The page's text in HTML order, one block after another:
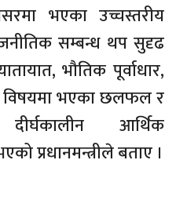
भएका उच्चस्तरीय
सम्बन्ध थप सुदृढ
भौतिक पूर्वाधार,
विषयमा भएका छलफल र
दीर्घकालीन आर्थिक
प्रधानमन्त्रीले बताए ।